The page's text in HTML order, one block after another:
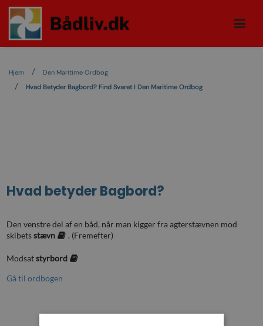
Hjem
Den Maritime Ordbog
Hvad Betyder Bagbord? Find Svaret I Den Maritime Ordbog
Hvad betyderBagbord?
Den venstre del af en båd, når man kigger fra agterstævnen mod
skibetsstævn . (Fremefter)
Modsatstyrbord
Gå til ordbogen